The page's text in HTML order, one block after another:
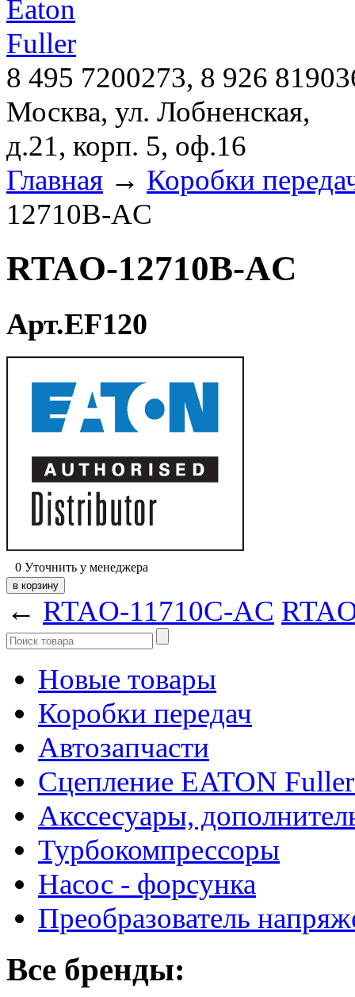
8 495 7200273, 8 926
Москва, ул. Лобненская,
д.21, корп. 5, оф.16
Главная → Коробки
12710B-AC
RTAO-12710B-AC
Арт.EF120
0 Уточнить у менеджера
← RTAO-11710C-AC
Новые товары
Коробки передач
Автозапчасти
Сцепление EATON
Акссесуары,
Турбокомпрессоры
Насос - форсунка
Преобразователь
Все бренды: